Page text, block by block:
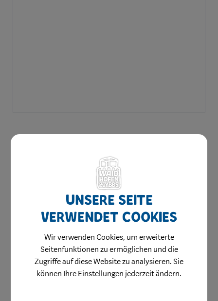
Bestellung Einkaufsgutscheine
Weihnachtsgewinnspiel
Unsere Seite
verwendet Cookies
Wir verwenden Cookies, um erweiterte
Seitenfunktionen zu ermöglichen und die
Zugriffe auf diese Website zu analysieren. Sie
können Ihre Einstellungen jederzeit ändern.